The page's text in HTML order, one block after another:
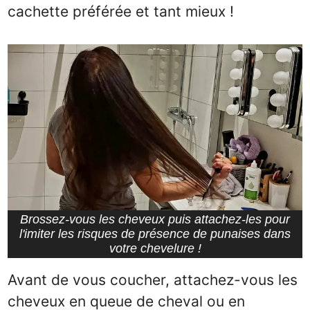
cachette préférée et tant mieux !
Brossez-vous les cheveux puis attachez-les pour
l'imiter les risques de présence de punaises dans
votre chevelure !
Avant de vous coucher, attachez-vous les
cheveux en queue de cheval ou en